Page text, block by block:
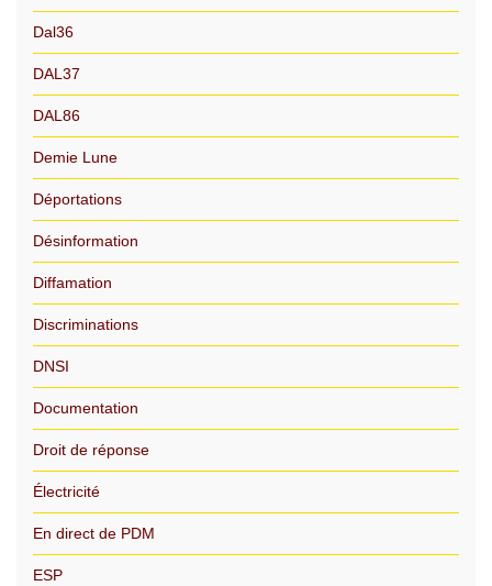
Dal36
DAL37
DAL86
Demie Lune
Déportations
Désinformation
Diffamation
Discriminations
DNSI
Documentation
Droit de réponse
Électricité
En direct de PDM
ESP